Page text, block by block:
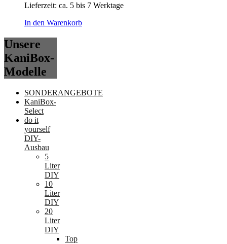
Lieferzeit: ca. 5 bis 7 Werktage
In den Warenkorb
Unsere
KaniBox-
Modelle
SONDERANGEBOTE
KaniBox-
Select
do it
yourself
DIY-
Ausbau
5
Liter
DIY
10
Liter
DIY
20
Liter
DIY
Top